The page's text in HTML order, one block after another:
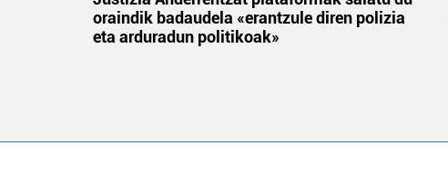
oraindik badaudela «erantzule diren polizia
eta arduradun politikoak»